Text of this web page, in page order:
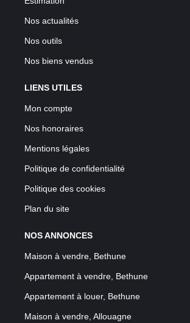
Nos actualités
Nos outils
Nos biens vendus
LIENS UTILES
Mon compte
Nos honoraires
Mentions légales
Politique de confidentialité
Politique des cookies
Plan du site
NOS ANNONCES
Maison à vendre, Bethune
Appartement à vendre, Bethune
Appartement à louer, Bethune
Maison à vendre, Allouagne